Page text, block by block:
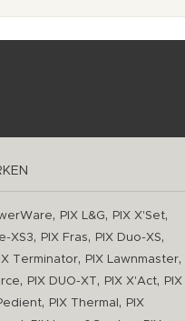
, PIX L&G, PIX X'Set,
XS3, PIX Fras, PIX Duo-XS,
Terminator, PIX Lawnmaster,
, PIX DUO-XT , PIX X'Act,
PIX
, PIX Thermal ,
PIX